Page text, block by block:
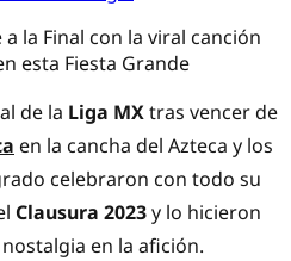
la Final con la viral canción
esta Fiesta Grande
de la Liga MXtras vencer de
en la cancha del Azteca y los
celebraron con todo su
Clausura 2023y lo hicieron
en la afición.